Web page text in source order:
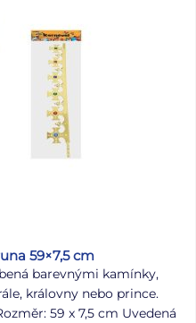
59×7,5 cm
barevnými kamínky,
královny nebo prince.
59 x 7,5 cm Uvedená